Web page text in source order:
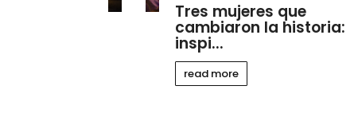
Tres mujeres que
cambiaron la historia:
inspi...
read more